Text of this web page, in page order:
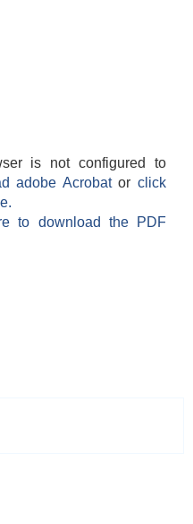
is not configured to
adobe Acrobatorclick
to download the PDF